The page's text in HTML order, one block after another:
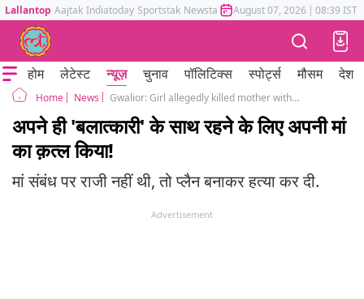
Lallantop Aajtak Indiatoday Sportstak Newstak Mumbai Tak Astrotak
August 07, 2026 | 08:39 IST
होम लेटेस्ट न्यूज़ चुनाव पॉलिटिक्स स्पोर्ट्स मौसम देश
Home News Gwalior: Girl allegedly killed mother with lover to live with him
अपने ही 'बलात्कारी' के साथ रहने के लिए अपनी मां
का क़त्ल किया!
मां संबंध पर राजी नहीं थी, तो प्लैन बनाकर हत्या कर दी.
Advertisement